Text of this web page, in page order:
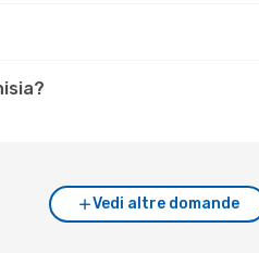
Vedi altre domande